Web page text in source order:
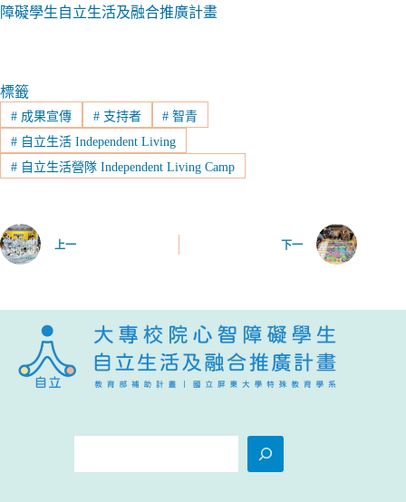
障礙學生自立生活及融合推廣計畫
標籤
#成果宣傳 #支持者 # 智青
#自立生活 Independent Living
#自立生活營隊 Independent Living Camp
上一 下一